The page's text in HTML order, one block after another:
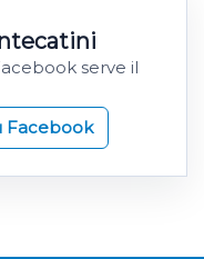
serve il
Facebook